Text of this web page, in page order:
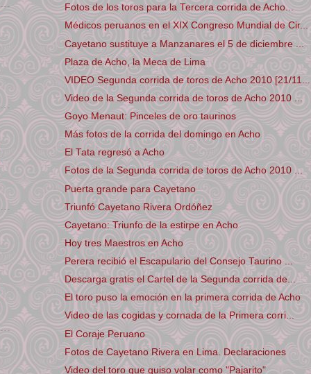
Fotos de los toros para la Tercera corrida de Acho...
Médicos peruanos en el XIX Congreso Mundial de Cir...
Cayetano sustituye a Manzanares el 5 de diciembre ...
Plaza de Acho, la Meca de Lima
VIDEO Segunda corrida de toros de Acho 2010 [21/11...
Video de la Segunda corrida de toros de Acho 2010 ...
Goyo Menaut: Pinceles de oro taurinos
Más fotos de la corrida del domingo en Acho
El Tata regresó a Acho
Fotos de la Segunda corrida de toros de Acho 2010 ...
Puerta grande para Cayetano
Triunfó Cayetano Rivera Ordóñez
Cayetano: Triunfo de la estirpe en Acho
Hoy tres Maestros en Acho
Perera recibió el Escapulario del Consejo Taurino ...
Descarga gratis el Cartel de la Segunda corrida de...
El toro puso la emoción en la primera corrida de Acho
Video de las cogidas y cornada de la Primera corri...
El Coraje Peruano
Fotos de Cayetano Rivera en Lima. Declaraciones
Video del toro que quiso volar como "Pajarito"